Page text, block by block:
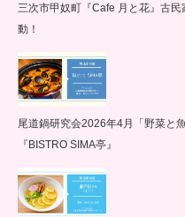
三次市甲奴町『Cafe 月と花』古
動！
尾道鍋研究会2026年4月「野菜と
『BISTRO SIMA亭』